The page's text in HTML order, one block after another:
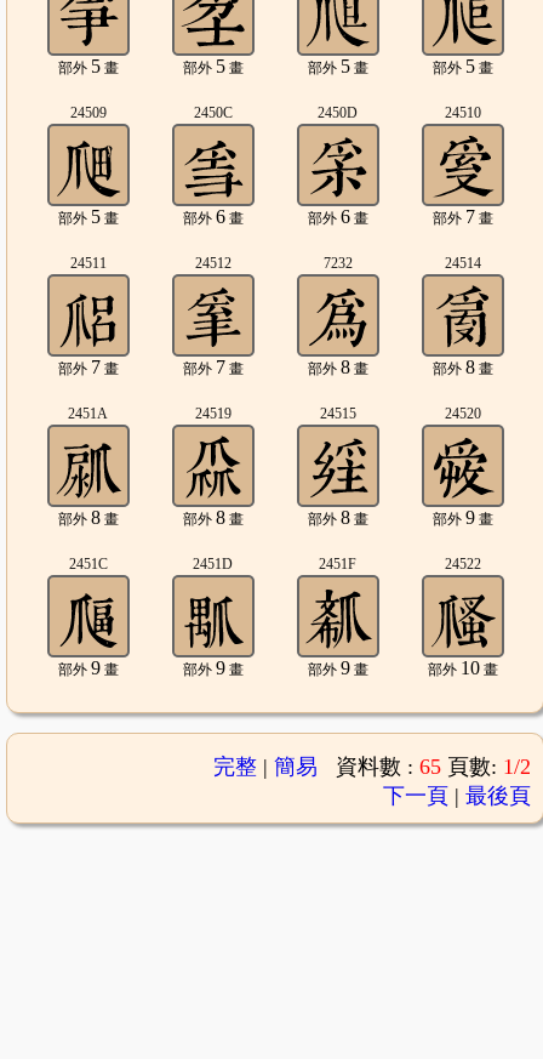
部外 5畫 部外 5畫 部外 5畫 部外 5畫
24509
部外 5畫
2450C
部外 6畫
2450D
部外 6畫
24510
部外 7畫
24511
部外 7畫
24512
部外 7畫
7232
部外 8畫
24514
部外 8畫
2451A
部外 8畫
24519
部外 8畫
24515
部外 8畫
24520
部外 9畫
2451C
部外 9畫
2451D
部外 9畫
2451F
部外 9畫
24522
部外 10畫
完整| 簡易 資料數 : 65 頁數: 1/2
下一頁| 最後頁